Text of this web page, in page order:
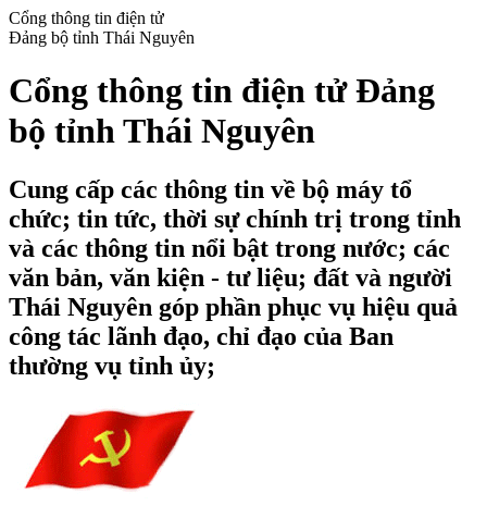
Cổng thông tin điện tử
Đảng bộ tỉnh Thái Nguyên
Cổng thông tin điện tử Đảng
bộ tỉnh Thái Nguyên
Cung cấp các thông tin về bộ máy tổ
chức; tin tức, thời sự chính trị trong tỉnh
và các thông tin nổi bật trong nước; các
văn bản, văn kiện - tư liệu; đất và người
Thái Nguyên góp phần phục vụ hiệu quả
công tác lãnh đạo, chỉ đạo của Ban
thường vụ tỉnh ủy;